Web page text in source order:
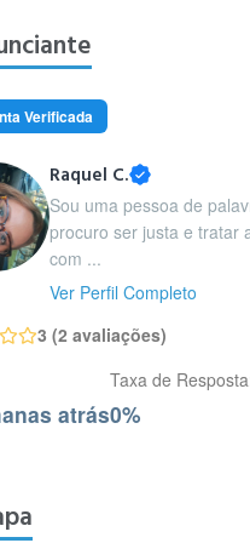
Verificada
Raquel C.
Sou uma pessoa de
procuro ser justa e tratar
com ...
Ver Perfil Completo
3 (2 avaliações)
atrás
Taxa de
0%